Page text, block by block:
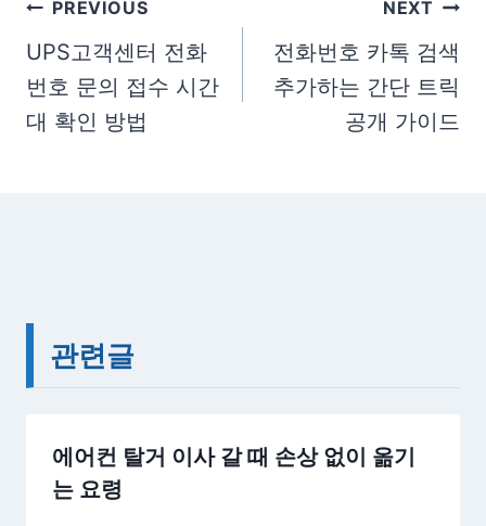
s
:
글
탐
색
PREVIOUS
UPS고객센터 전화
번호 문의 접수 시간
대 확인 방법
NEXT
전화번호 카톡 검색
추가하는 간단 트릭
공개 가이드
관련글
에어컨 탈거 이사 갈 때 손상 없이 옮기
는 요령